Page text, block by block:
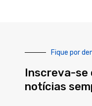
Fique por
Inscreva-se
notícias